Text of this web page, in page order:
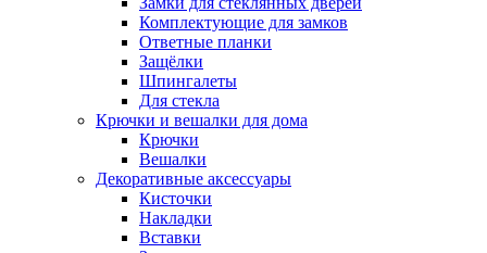
Комплектующие для замков
Ответные планки
Защёлки
Шпингалеты
Для стекла
Крючки и вешалки для дома
Крючки
Вешалки
Декоративные аксессуары
Кисточки
Накладки
Вставки